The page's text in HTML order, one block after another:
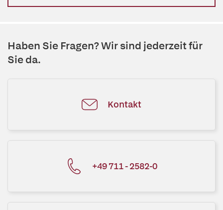
Haben Sie Fragen? Wir sind jederzeit für
Sie da.
Kontakt
+49 711 - 2582-0